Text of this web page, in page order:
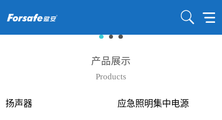
产品展示
Products
扬声器 应急照明集中电源